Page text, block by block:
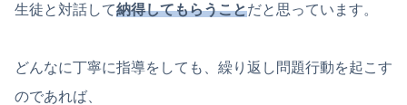
生徒と対話して納得してもらうことだと思っています。
どんなに丁寧に指導をしても、繰り返し問題行動を起こす
のであれば、